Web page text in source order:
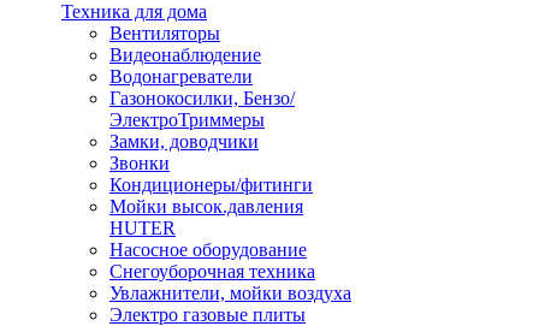
Техника для дома
Вентиляторы
Видеонаблюдение
Водонагреватели
Газонокосилки, Бензо/
ЭлектроТриммеры
Замки, доводчики
Звонки
Кондиционеры/фитинги
Мойки высок.давления
HUTER
Насосное оборудование
Снегоуборочная техника
Увлажнители, мойки воздуха
Электро газовые плиты